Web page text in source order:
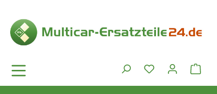
Du hast 0